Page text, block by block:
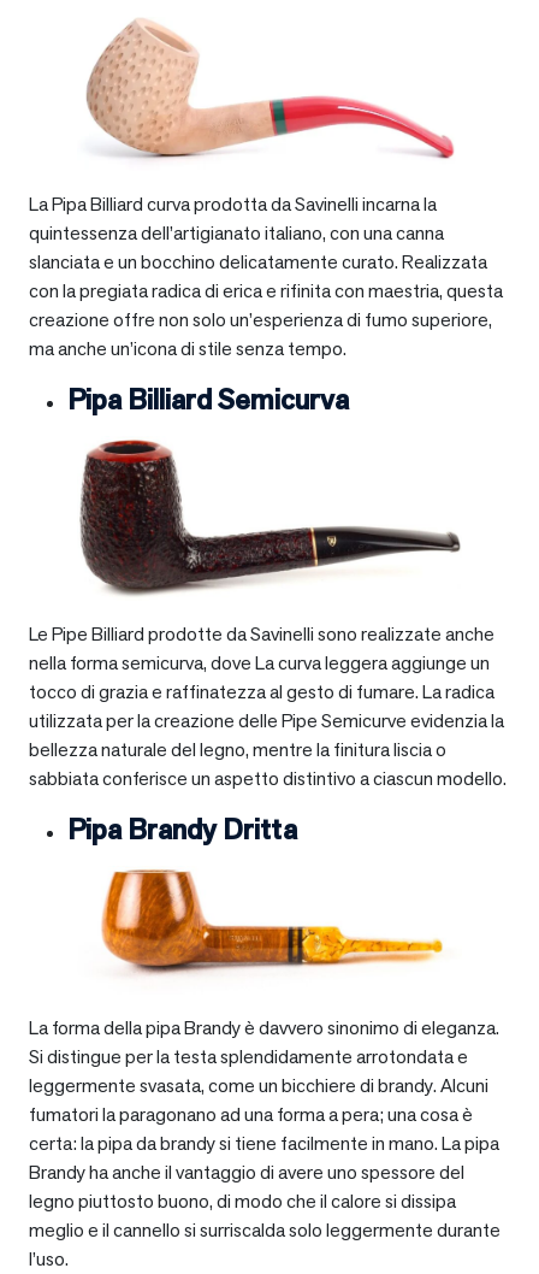
La Pipa Billiard curva prodotta da Savinelli incarna la
quintessenza dell’artigianato italiano, con una canna
slanciata e un bocchino delicatamente curato. Realizzata
con la pregiata radica di erica e rifinita con maestria, questa
creazione offre non solo un’esperienza di fumo superiore,
ma anche un’icona di stile senza tempo.
Pipa Billiard Semicurva
Le Pipe Billiard prodotte da Savinelli sono realizzate anche
nella forma semicurva, dove La curva leggera aggiunge un
tocco di grazia e raffinatezza al gesto di fumare. La radica
utilizzata per la creazione delle Pipe Semicurve evidenzia la
bellezza naturale del legno, mentre la finitura liscia o
sabbiata conferisce un aspetto distintivo a ciascun modello.
Pipa Brandy Dritta
La forma della pipa Brandy è davvero sinonimo di eleganza.
Si distingue per la testa splendidamente arrotondata e
leggermente svasata, come un bicchiere di brandy. Alcuni
fumatori la paragonano ad una forma a pera; una cosa è
certa: la pipa da brandy si tiene facilmente in mano. La pipa
Brandy ha anche il vantaggio di avere uno spessore del
legno piuttosto buono, di modo che il calore si dissipa
meglio e il cannello si surriscalda solo leggermente durante
l’uso.